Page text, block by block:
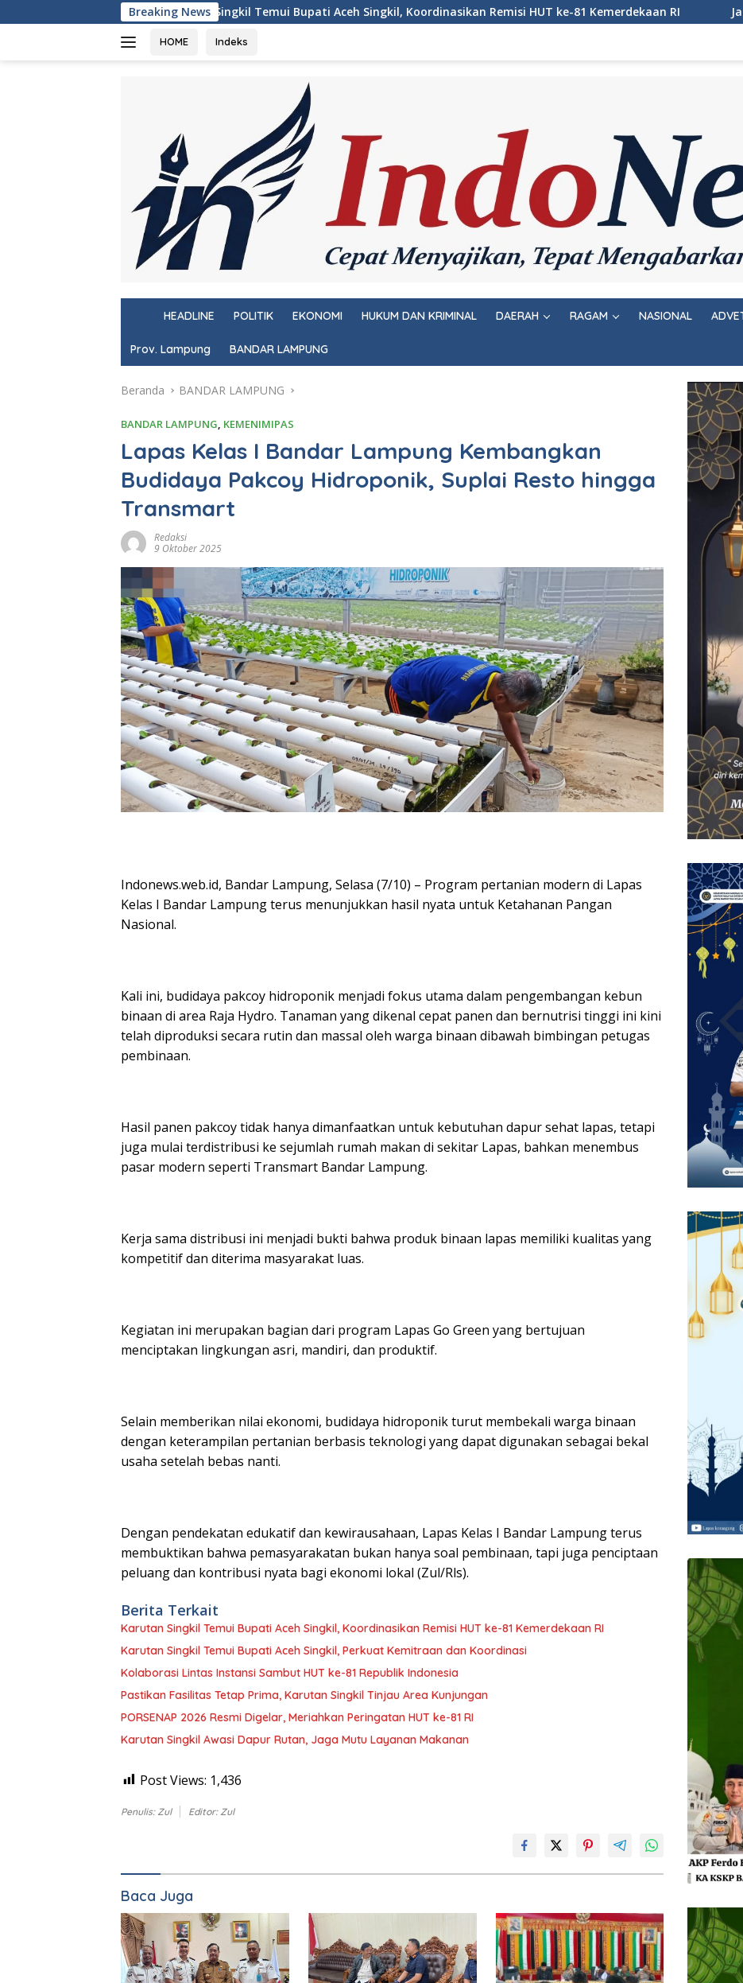
ke
Breaking News
Singkil Temui Bupati Aceh Singkil, Koordinasikan Remisi HUT ke-81 Kemerdekaan RI Jaga Keamanan Pintu Gerbang
HOME Indeks
e
HEADLINE POLITIK EKONOMI HUKUM DAN KRIMINAL DAERAH RAGAM NASIONAL
Prov. Lampung BANDAR LAMPUNG
Beranda BANDAR LAMPUNG
BANDAR LAMPUNG, KEMENIMIPAS
Lapas Kelas I Bandar Lampung Kembangkan
Budidaya Pakcoy Hidroponik, Suplai Resto hingga
Transmart
Redaksi
9 Oktober 2025
Indonews.web.id, Bandar Lampung, Selasa (7/10) – Program pertanian modern di Lapas
Kelas I Bandar Lampung terus menunjukkan hasil nyata untuk Ketahanan Pangan
Nasional.
Kali ini, budidaya pakcoy hidroponik menjadi fokus utama dalam pengembangan kebun
binaan di area Raja Hydro. Tanaman yang dikenal cepat panen dan bernutrisi tinggi ini kini
telah diproduksi secara rutin dan massal oleh warga binaan dibawah bimbingan petugas
pembinaan.
Hasil panen pakcoy tidak hanya dimanfaatkan untuk kebutuhan dapur sehat lapas, tetapi
juga mulai terdistribusi ke sejumlah rumah makan di sekitar Lapas, bahkan menembus
pasar modern seperti Transmart Bandar Lampung.
Kerja sama distribusi ini menjadi bukti bahwa produk binaan lapas memiliki kualitas yang
kompetitif dan diterima masyarakat luas.
Kegiatan ini merupakan bagian dari program Lapas Go Green yang bertujuan
menciptakan lingkungan asri, mandiri, dan produktif.
Selain memberikan nilai ekonomi, budidaya hidroponik turut membekali warga binaan
dengan keterampilan pertanian berbasis teknologi yang dapat digunakan sebagai bekal
usaha setelah bebas nanti.
Dengan pendekatan edukatif dan kewirausahaan, Lapas Kelas I Bandar Lampung terus
membuktikan bahwa pemasyarakatan bukan hanya soal pembinaan, tapi juga penciptaan
peluang dan kontribusi nyata bagi ekonomi lokal (Zul/Rls).
Berita Terkait
Karutan Singkil Temui Bupati Aceh Singkil, Koordinasikan Remisi HUT ke-81 Kemerdekaan RI
Karutan Singkil Temui Bupati Aceh Singkil, Perkuat Kemitraan dan Koordinasi
Kolaborasi Lintas Instansi Sambut HUT ke-81 Republik Indonesia
Pastikan Fasilitas Tetap Prima, Karutan Singkil Tinjau Area Kunjungan
PORSENAP 2026 Resmi Digelar, Meriahkan Peringatan HUT ke-81 RI
Karutan Singkil Awasi Dapur Rutan, Jaga Mutu Layanan Makanan
Post Views: 1,436
Penulis: Zul Editor: Zul
Baca Juga